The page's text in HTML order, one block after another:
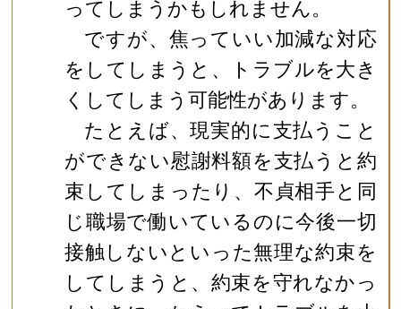
ってしまうかもしれません。
ですが、焦っていい加減な対応
をしてしまうと、トラブルを大き
くしてしまう可能性があります。
たとえば、現実的に支払うこと
ができない慰謝料額を支払うと約
束してしまったり、不貞相手と同
じ職場で働いているのに今後一切
接触しないといった無理な約束を
してしまうと、約束を守れなかっ